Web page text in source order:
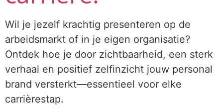
Wil je jezelf krachtig presenteren op de
arbeidsmarkt of in je eigen organisatie?
Ontdek hoe je door zichtbaarheid, een sterk
verhaal en positief zelfinzicht jouw personal
brand versterkt—essentieel voor elke
carrièrestap.